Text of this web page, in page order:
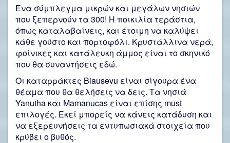
Ένα σύμπλεγμα μικρών και μεγάλων νησιών
που ξεπερνούν τα 300! Η ποικιλία τεράστια,
όπως καταλαβαίνεις, και έτοιμη να καλύψει
κάθε γούστο και πορτοφόλι. Κρυστάλλινα νερά,
φοίνικες και κατάλευκη άμμος είναι το σκηνικό
που θα συναντήσεις εδώ.
Οι καταρράκτες Biausevu είναι σίγουρα ένα
θέαμα που θα θελήσεις να δεις. Τα νησιά
Yanutha και Mamanucas είναι επίσης must
επιλογές. Εκεί μπορείς να κάνεις κατάδυση και
να εξερευνήσεις τα εντυπωσιακά στοιχεία που
κρύβει ο βυθός.